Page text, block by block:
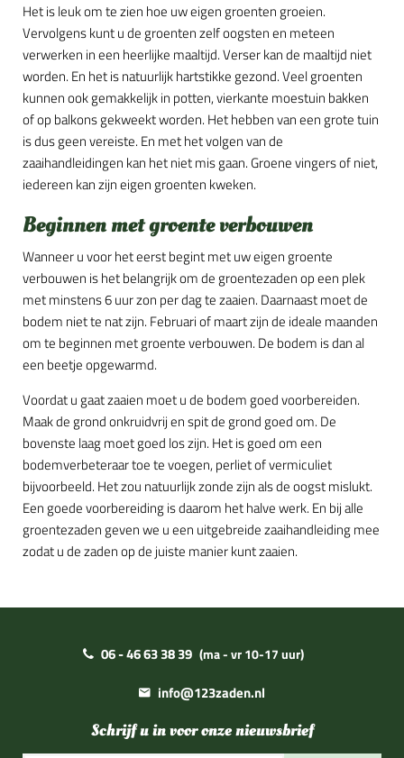
Het is leuk om te zien hoe uw eigen groenten groeien.
Vervolgens kunt u de groenten zelf oogsten en meteen
verwerken in een heerlijke maaltijd. Verser kan de maaltijd niet
worden. En het is natuurlijk hartstikke gezond. Veel groenten
kunnen ook gemakkelijk in potten, vierkante moestuin bakken
of op balkons gekweekt worden. Het hebben van een grote tuin
is dus geen vereiste. En met het volgen van de
zaaihandleidingen kan het niet mis gaan. Groene vingers of niet,
iedereen kan zijn eigen groenten kweken.
Beginnen met groente verbouwen
Wanneer u voor het eerst begint met uw eigen groente
verbouwen is het belangrijk om de groentezaden op een plek
met minstens 6 uur zon per dag te zaaien. Daarnaast moet de
bodem niet te nat zijn. Februari of maart zijn de ideale maanden
om te beginnen met groente verbouwen. De bodem is dan al
een beetje opgewarmd.
Voordat u gaat zaaien moet u de bodem goed voorbereiden.
Maak de grond onkruidvrij en spit de grond goed om. De
bovenste laag moet goed los zijn. Het is goed om een
bodemverbeteraar toe te voegen, perliet of vermiculiet
bijvoorbeeld. Het zou natuurlijk zonde zijn als de oogst mislukt.
Een goede voorbereiding is daarom het halve werk. En bij alle
groentezaden geven we u een uitgebreide zaaihandleiding mee
zodat u de zaden op de juiste manier kunt zaaien.
06 - 46 63 38 39 (ma - vr 10-17 uur)
info@123zaden.nl
Schrijf u in voor onze nieuwsbrief